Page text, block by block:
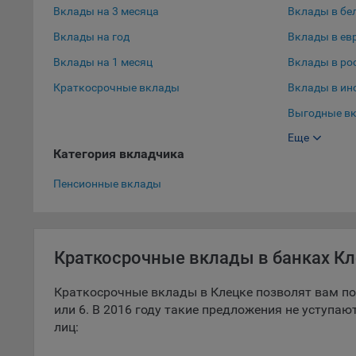
При
Вклады на 3 месяца
Вклады на год
Вклады на 1 месяц
Краткосрочные вклады
Вклады в
Вклады в
Вклады в
Вклады в
Выгодные
Выгодные
Еще
Категория вкладчика
Пенсионные вклады
Краткосрочные вклады в банках
Краткосрочные вклады в Клецке позволят вам
или 6. В 2016 году такие предложения не
лиц: